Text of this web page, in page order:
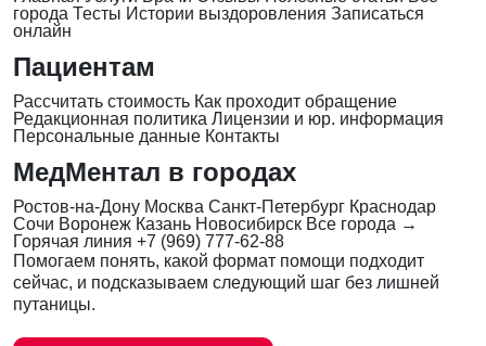
города Тесты Истории выздоровления Записаться
онлайн
Пациентам
Рассчитать стоимость Как проходит обращение
Редакционная политика Лицензии и юр. информация
Персональные данные Контакты
МедМентал в городах
Ростов-на-Дону Москва Санкт-Петербург Краснодар
Сочи Воронеж Казань Новосибирск Все города →
Горячая линия +7 (969) 777-62-88
Помогаем понять, какой формат помощи подходит
сейчас, и подсказываем следующий шаг без лишней
путаницы.